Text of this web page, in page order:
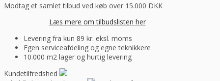
Modtag et samlet tilbud ved køb over 15.000 DKK
Læs mere om tilbudslisten her
Levering fra kun 89 kr. eksl. moms
Egen serviceafdeling og egne teknikkere
10.000 m2 lager og hurtig levering
Kundetilfredshed